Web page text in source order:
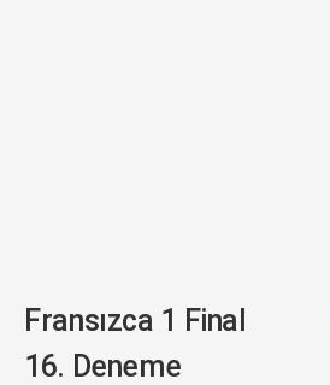
Fransızca 1 Final
16. Deneme